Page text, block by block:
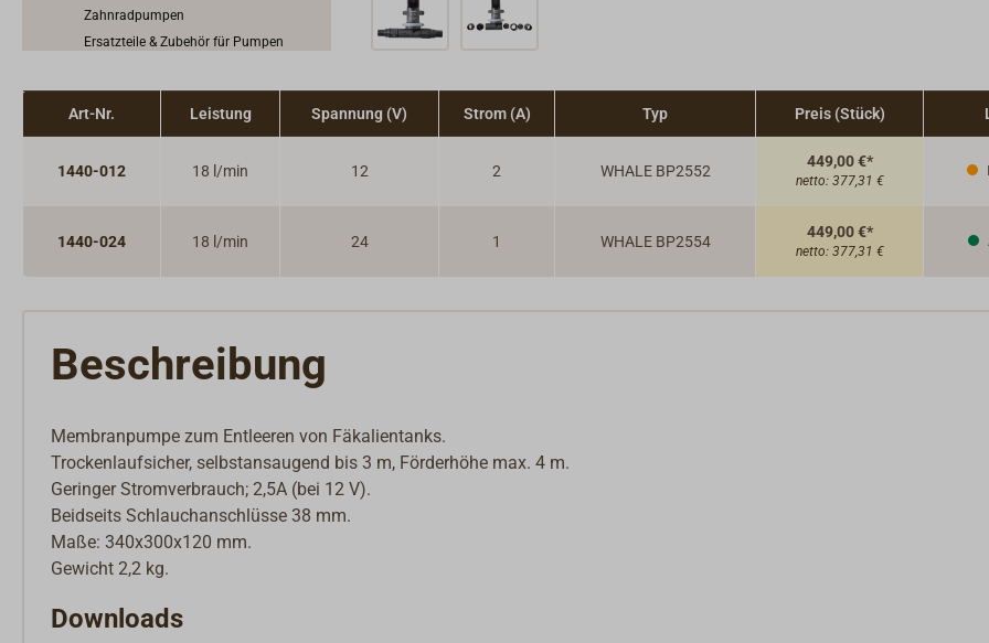
Zahnradpumpen
Ersatzteile & Zubehör für Pumpen
Art-Nr. Leistung Spannung (V) Strom (A) Typ Preis (Stück)
1440-012 18 l/min 12 2 WHALE BP2552
449,00 €*
netto: 377,31 €
1440-024 18 l/min 24 1 WHALE BP2554
449,00 €*
netto: 377,31 €
Beschreibung
Membranpumpe zum Entleeren von Fäkalientanks.
Trockenlaufsicher, selbstansaugend bis 3 m, Förderhöhe max. 4 m.
Geringer Stromverbrauch; 2,5A (bei 12 V).
Beidseits Schlauchanschlüsse 38 mm.
Maße: 340x300x120 mm.
Gewicht 2,2 kg.
Downloads